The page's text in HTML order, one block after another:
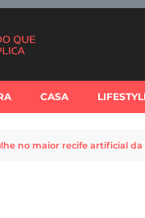
CASA
no maior recife artificial da